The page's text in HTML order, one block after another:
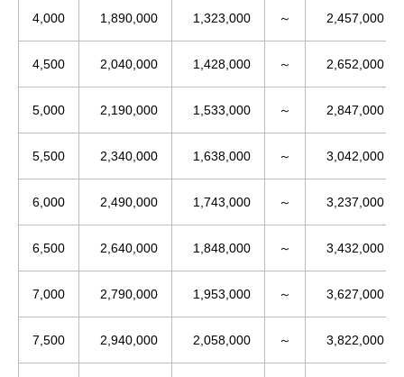
4,000 1,890,000 1,323,000 ～ 2,457,000
4,500 2,040,000 1,428,000 ～ 2,652,000
5,000 2,190,000 1,533,000 ～ 2,847,000
5,500 2,340,000 1,638,000 ～ 3,042,000
6,000 2,490,000 1,743,000 ～ 3,237,000
6,500 2,640,000 1,848,000 ～ 3,432,000
7,000 2,790,000 1,953,000 ～ 3,627,000
7,500 2,940,000 2,058,000 ～ 3,822,000